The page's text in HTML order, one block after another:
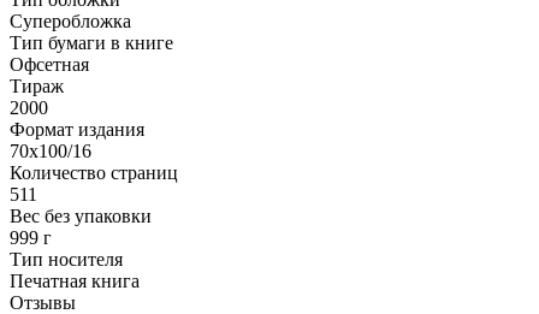
Суперобложка
Тип бумаги в книге
Офсетная
Тираж
2000
Формат издания
70x100/16
Количество страниц
511
Вес без упаковки
999 г
Тип носителя
Печатная книга
Отзывы